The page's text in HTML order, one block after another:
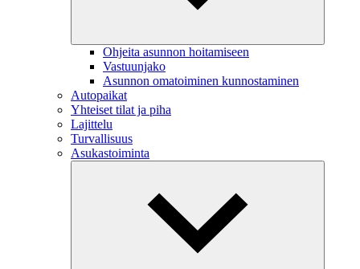
Ohjeita asunnon hoitamiseen
Vastuunjako
Asunnon omatoiminen kunnostaminen
Autopaikat
Yhteiset tilat ja piha
Lajittelu
Turvallisuus
Asukastoiminta